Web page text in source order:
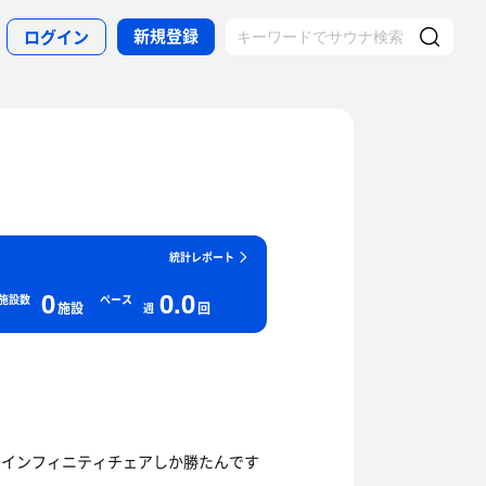
ログイン 新規登録
統計レポート
設数 0施設 ペース
週 0.0回
ンフィニティチェアしか勝たんです